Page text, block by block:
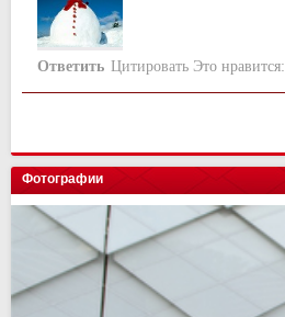
Ответить Цитировать Это нравится:
Фотографии